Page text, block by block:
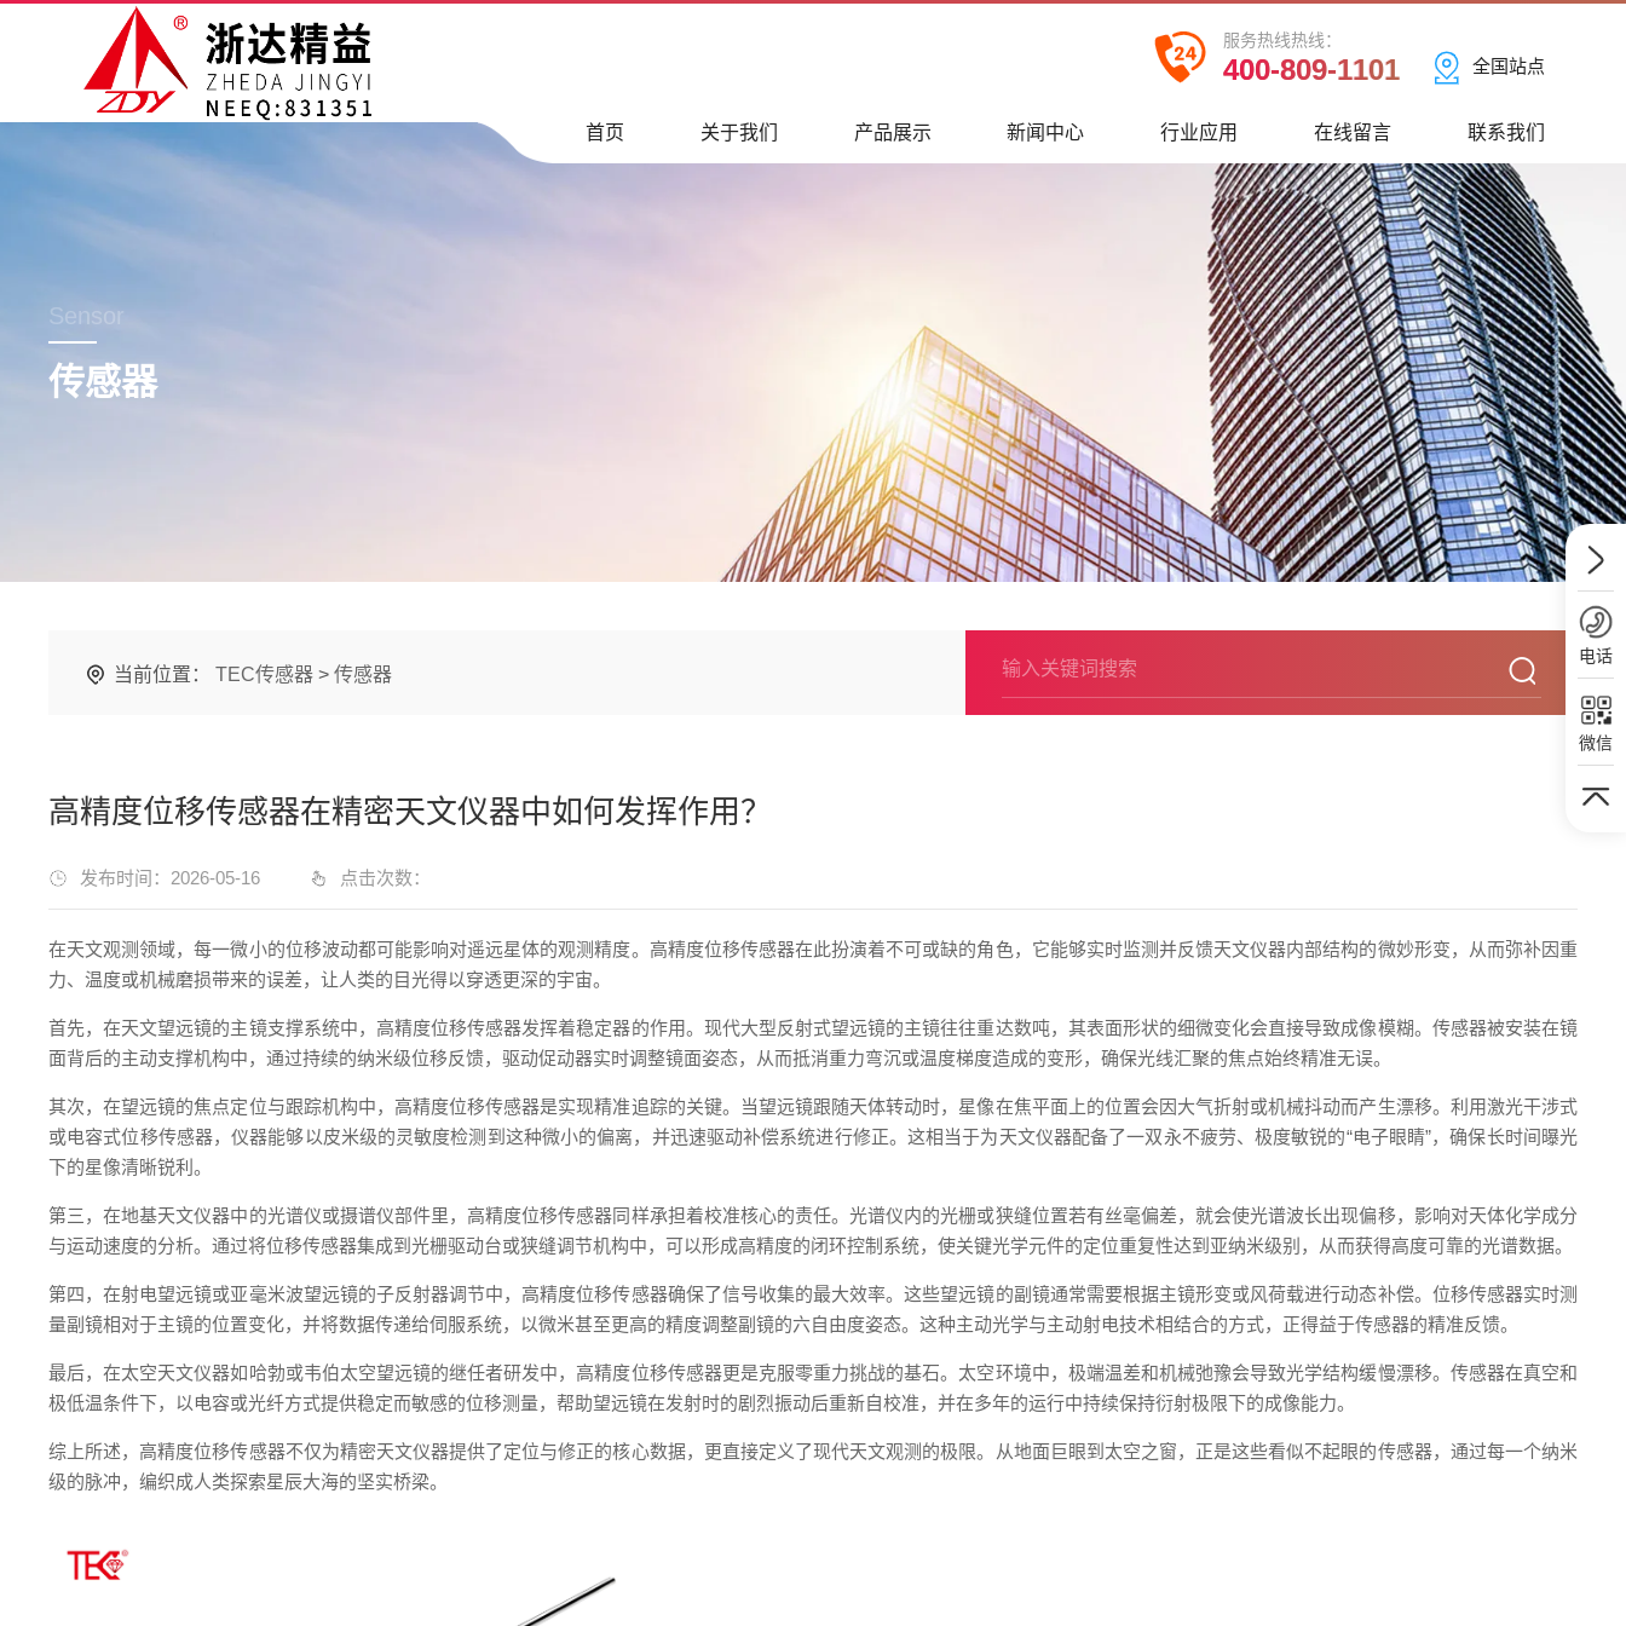
全国站点
服务热线热线：
400-809-1101
首页 关于我们 产品展示 新闻中心 行业应用 在线留言 联系我们
Sensor
传感器
当前位置： TEC传感器 > 传感器
高精度位移传感器在精密天文仪器中如何发挥作用？
发布时间：2026-05-16 点击次数：
在天文观测领域，每一微小的位移波动都可能影响对遥远星体的观测精度。高精度位移传感器在此扮演着不可或缺的角色，它能够实时监测并反馈天文仪器内部结构的微妙形变，从而弥补因重
力、温度或机械磨损带来的误差，让人类的目光得以穿透更深的宇宙。
首先，在天文望远镜的主镜支撑系统中，高精度位移传感器发挥着稳定器的作用。现代大型反射式望远镜的主镜往往重达数吨，其表面形状的细微变化会直接导致成像模糊。传感器被安装在镜
面背后的主动支撑机构中，通过持续的纳米级位移反馈，驱动促动器实时调整镜面姿态，从而抵消重力弯沉或温度梯度造成的变形，确保光线汇聚的焦点始终精准无误。
其次，在望远镜的焦点定位与跟踪机构中，高精度位移传感器是实现精准追踪的关键。当望远镜跟随天体转动时，星像在焦平面上的位置会因大气折射或机械抖动而产生漂移。利用激光干涉式
或电容式位移传感器，仪器能够以皮米级的灵敏度检测到这种微小的偏离，并迅速驱动补偿系统进行修正。这相当于为天文仪器配备了一双永不疲劳、极度敏锐的“电子眼睛”，确保长时间曝光
下的星像清晰锐利。
第三，在地基天文仪器中的光谱仪或摄谱仪部件里，高精度位移传感器同样承担着校准核心的责任。光谱仪内的光栅或狭缝位置若有丝毫偏差，就会使光谱波长出现偏移，影响对天体化学成分
与运动速度的分析。通过将位移传感器集成到光栅驱动台或狭缝调节机构中，可以形成高精度的闭环控制系统，使关键光学元件的定位重复性达到亚纳米级别，从而获得高度可靠的光谱数据。
第四，在射电望远镜或亚毫米波望远镜的子反射器调节中，高精度位移传感器确保了信号收集的最大效率。这些望远镜的副镜通常需要根据主镜形变或风荷载进行动态补偿。位移传感器实时测
量副镜相对于主镜的位置变化，并将数据传递给伺服系统，以微米甚至更高的精度调整副镜的六自由度姿态。这种主动光学与主动射电技术相结合的方式，正得益于传感器的精准反馈。
最后，在太空天文仪器如哈勃或韦伯太空望远镜的继任者研发中，高精度位移传感器更是克服零重力挑战的基石。太空环境中，极端温差和机械弛豫会导致光学结构缓慢漂移。传感器在真空和
极低温条件下，以电容或光纤方式提供稳定而敏感的位移测量，帮助望远镜在发射时的剧烈振动后重新自校准，并在多年的运行中持续保持衍射极限下的成像能力。
综上所述，高精度位移传感器不仅为精密天文仪器提供了定位与修正的核心数据，更直接定义了现代天文观测的极限。从地面巨眼到太空之窗，正是这些看似不起眼的传感器，通过每一个纳米
级的脉冲，编织成人类探索星辰大海的坚实桥梁。
电话
微信